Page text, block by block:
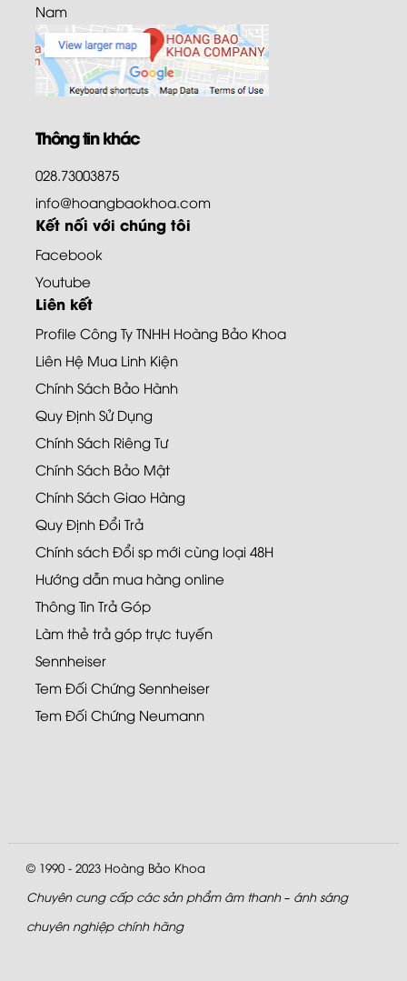
Nam
Thông tin khác
028.73003875
info@hoangbaokhoa.com
Kết nối với chúng tôi
Facebook
Youtube
Liên kết
Profile Công Ty TNHH Hoàng Bảo Khoa
Liên Hệ Mua Linh Kiện
Chính Sách Bảo Hành
Quy Định Sử Dụng
Chính Sách Riêng Tư
Chính Sách Bảo Mật
Chính Sách Giao Hàng
Quy Định Đổi Trả
Chính sách Đổi sp mới cùng loại 48H
Hướng dẫn mua hàng online
Thông Tin Trả Góp
Làm thẻ trả góp trực tuyến
Sennheiser
Tem Đối Chứng Sennheiser
Tem Đối Chứng Neumann
© 1990 - 2023 Hoàng Bảo Khoa
Chuyên cung cấp các sản phẩm âm thanh – ánh sáng
chuyên nghiệp chính hãng